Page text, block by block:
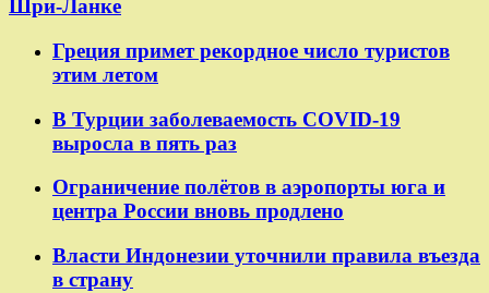
Шри-Ланке
Греция примет рекордное число туристов
этим летом
В Турции заболеваемость COVID-19
выросла в пять раз
Ограничение полётов в аэропорты юга и
центра России вновь продлено
Власти Индонезии уточнили правила въезда
в страну